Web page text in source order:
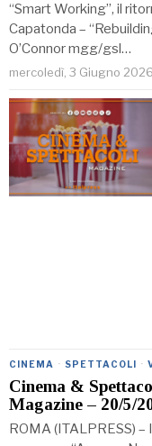
“Smart Working”, il
Capatonda –
O’Connor mgg/gsl…
mercoledì, 3 Giugno 2026
CINEMA · SPETTACOLI ·
Cinema &
Magazine – 20/5/
ROMA (ITALPRESS) –